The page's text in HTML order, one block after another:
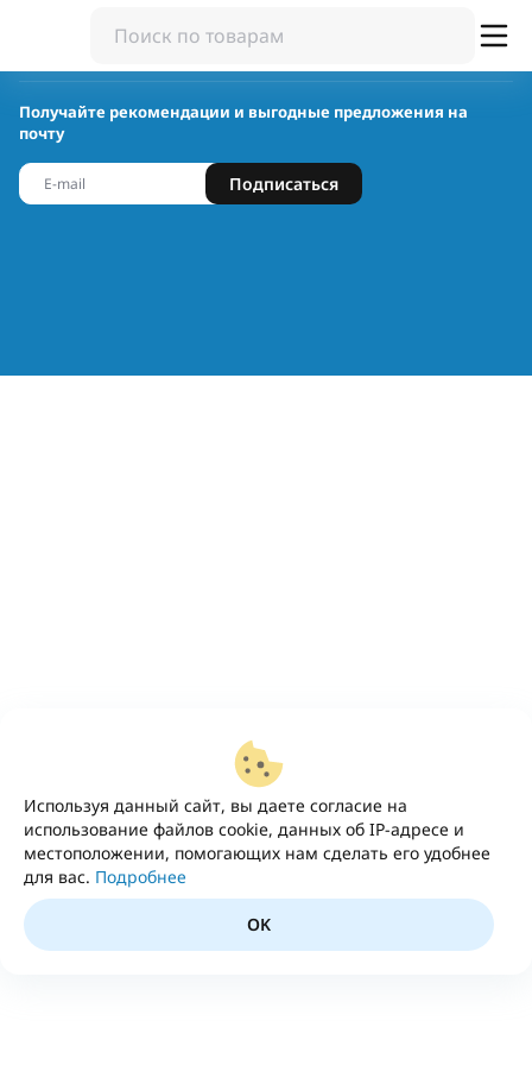
Используя данный сайт, вы даете согласие на
использование файлов cookie, данных об IP-адресе и
местоположении, помогающих нам сделать его удобнее
для вас. Подробнее
OK
Получайте рекомендации и выгодные предложения на
почту
Подписаться